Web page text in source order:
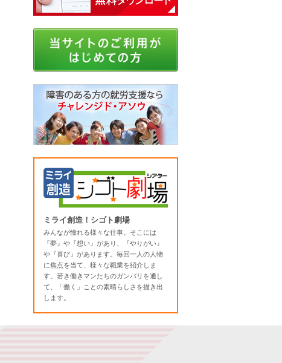
ミライ創造！シゴト劇場
みんなが憧れる様々な仕事。そこには
『夢』や『想い』があり、『やりがい』
や『喜び』があります。毎回一人の人物
に焦点を当て、様々な職業を紹介しま
す。若き働きマンたちのガンバリを通し
て、「働く」ことの素晴らしさを描き出
します。